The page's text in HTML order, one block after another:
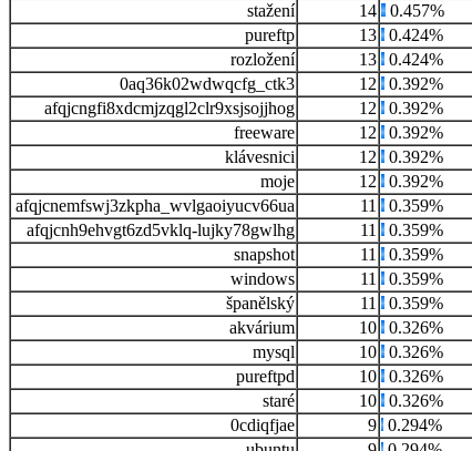
stažení
14
0.457%
pureftp
13
0.424%
rozložení
13
0.424%
0aq36k02wdwqcfg_ctk3
12
0.392%
afqjcngfi8xdcmjzqgl2clr9xsjsojjhog
12
0.392%
freeware
12
0.392%
klávesnici
12
0.392%
moje
12
0.392%
afqjcnemfswj3zkpha_wvlgaoiyucv66ua
11
0.359%
afqjcnh9ehvgt6zd5vklq-lujky78gwlhg
11
0.359%
snapshot
11
0.359%
windows
11
0.359%
španělský
11
0.359%
akvárium
10
0.326%
mysql
10
0.326%
pureftpd
10
0.326%
staré
10
0.326%
0cdiqfjae
9 0.294%